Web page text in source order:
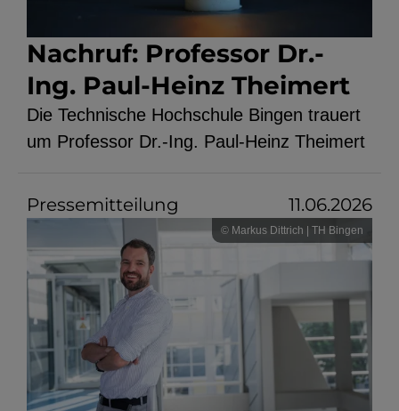
Nachruf: Professor Dr.-
Ing. Paul-Heinz Theimert
Die Technische Hochschule Bingen trauert
um Professor Dr.-Ing. Paul-Heinz Theimert
Pressemitteilung 11.06.2026
© Markus Dittrich | TH Bingen